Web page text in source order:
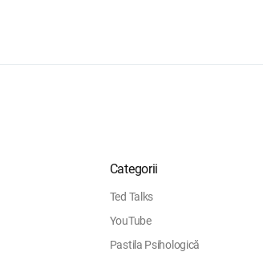
Categorii
Ted Talks
YouTube
Pastila Psihologică